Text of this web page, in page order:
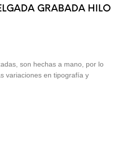
GRABADA HILO
son hechas a mano, por lo
variaciones en tipografía y